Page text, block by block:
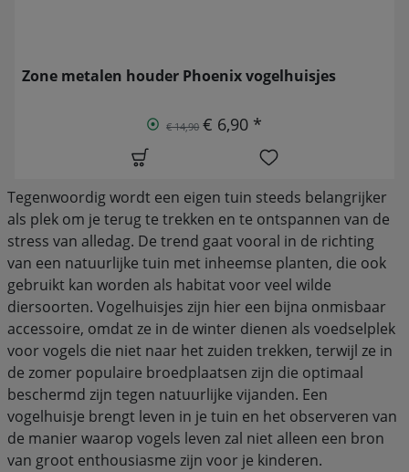
Zone metalen houder Phoenix vogelhuisjes
€ 14,90 € 6,90 *
Tegenwoordig wordt een eigen tuin steeds belangrijker
als plek om je terug te trekken en te ontspannen van de
stress van alledag. De trend gaat vooral in de richting
van een natuurlijke tuin met inheemse planten, die ook
gebruikt kan worden als habitat voor veel wilde
diersoorten. Vogelhuisjes zijn hier een bijna onmisbaar
accessoire, omdat ze in de winter dienen als voedselplek
voor vogels die niet naar het zuiden trekken, terwijl ze in
de zomer populaire broedplaatsen zijn die optimaal
beschermd zijn tegen natuurlijke vijanden. Een
vogelhuisje brengt leven in je tuin en het observeren van
de manier waarop vogels leven zal niet alleen een bron
van groot enthousiasme zijn voor je kinderen.